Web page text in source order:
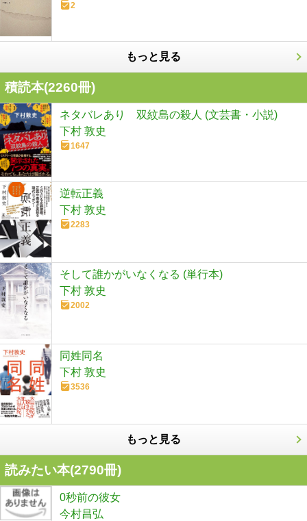
2
もっと見る
積読本(2260冊)
ネタバレあり 双紋島の殺人 (文芸書・小説)
下村 敦史
1647
逆転正義
下村 敦史
2283
そして誰かがいなくなる (単行本)
下村 敦史
2002
同姓同名
下村 敦史
3536
もっと見る
読みたい本(2790冊)
0秒前の彼女
今村昌弘